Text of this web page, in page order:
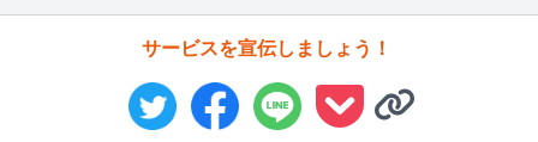
サービスを宣伝しましょう！